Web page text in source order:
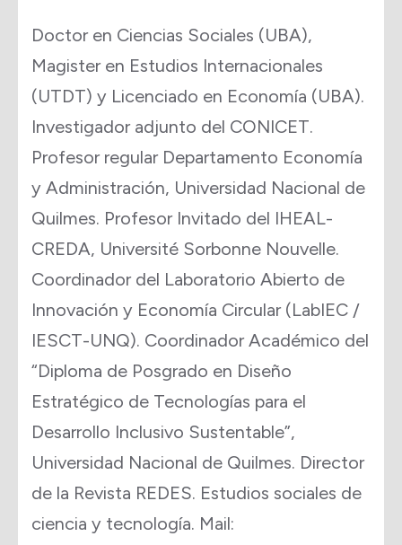
Doctor en Ciencias Sociales (UBA),
Magister en Estudios Internacionales
(UTDT) y Licenciado en Economía (UBA).
Investigador adjunto del CONICET.
Profesor regular Departamento Economía
y Administración, Universidad Nacional de
Quilmes. Profesor Invitado del IHEAL-
CREDA, Université Sorbonne Nouvelle.
Coordinador del Laboratorio Abierto de
Innovación y Economía Circular (LabIEC /
IESCT-UNQ). Coordinador Académico del
“Diploma de Posgrado en Diseño
Estratégico de Tecnologías para el
Desarrollo Inclusivo Sustentable”,
Universidad Nacional de Quilmes. Director
de la Revista REDES. Estudios sociales de
ciencia y tecnología. Mail: